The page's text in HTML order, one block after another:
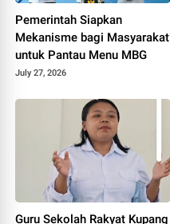
Pemerintah Siapkan
Mekanisme bagi Masyarakat
untuk Pantau Menu MBG
July 27, 2026
Guru Sekolah Rakyat Kupang